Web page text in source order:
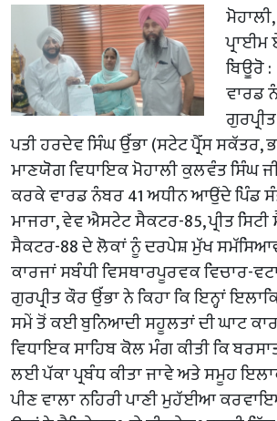
ਬਿਊਰੋ :
ਵਾਰਡ
ਪਤੀ ਹਰਦੇਵ ਸਿੰਘ ਉੱਭਾ (ਸਟੇਟ ਪ੍ਰੈੱਸ ਸਕੱਤਰ,
ਮਾਣਯੋਗ ਵਿਧਾਇਕ ਮੋਹਾਲੀ ਕੁਲਵੰਤ ਸਿੰਘ
ਕਰਕੇ ਵਾਰਡ ਨੰਬਰ 41 ਅਧੀਨ ਆਉਂਦੇ ਪਿੰਡ
ਮਾਜਰਾ, ਵੇਵ ਐਸਟੇਟ ਸੈਕਟਰ-85, ਪ੍ਰੀਤ
ਸੈਕਟਰ-88 ਦੇ ਲੋਕਾਂ ਨੂੰ ਦਰਪੇਸ਼ ਮੁੱਖ
ਕਾਰਜਾਂ ਸਬੰਧੀ ਵਿਸਥਾਰਪੂਰਵਕ ਵਿਚਾਰ-
ਗੁਰਪ੍ਰੀਤ ਕੌਰ ਉੱਭਾ ਨੇ ਕਿਹਾ ਕਿ ਇਨ੍ਹਾਂ
ਸਮੇਂ ਤੋਂ ਕਈ ਬੁਨਿਆਦੀ ਸਹੂਲਤਾਂ ਦੀ ਘਾਟ
ਵਿਧਾਇਕ ਸਾਹਿਬ ਕੋਲ ਮੰਗ ਕੀਤੀ ਕਿ
ਲਈ ਪੱਕਾ ਪ੍ਰਬੰਧ ਕੀਤਾ ਜਾਵੇ ਅਤੇ ਸਮੂਹ
ਪੀਣ ਵਾਲਾ ਨਹਿਰੀ ਪਾਣੀ ਮੁਹੱਈਆ